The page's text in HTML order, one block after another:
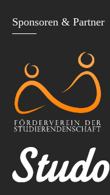
Sponsoren & Partner